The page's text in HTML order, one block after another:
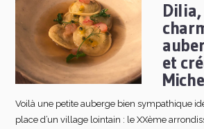
et
Voilà une petite auberge bien sympathique
place d’un village lointain : le XXème